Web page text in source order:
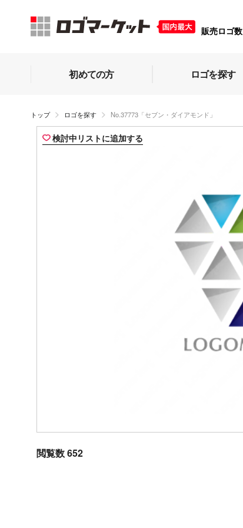
販売ロゴ数
初めての方 ロゴを探す
トップ ロゴを探す No.37773「セブン・ダイアモンド」
検討中リストに追加する
閲覧数 652